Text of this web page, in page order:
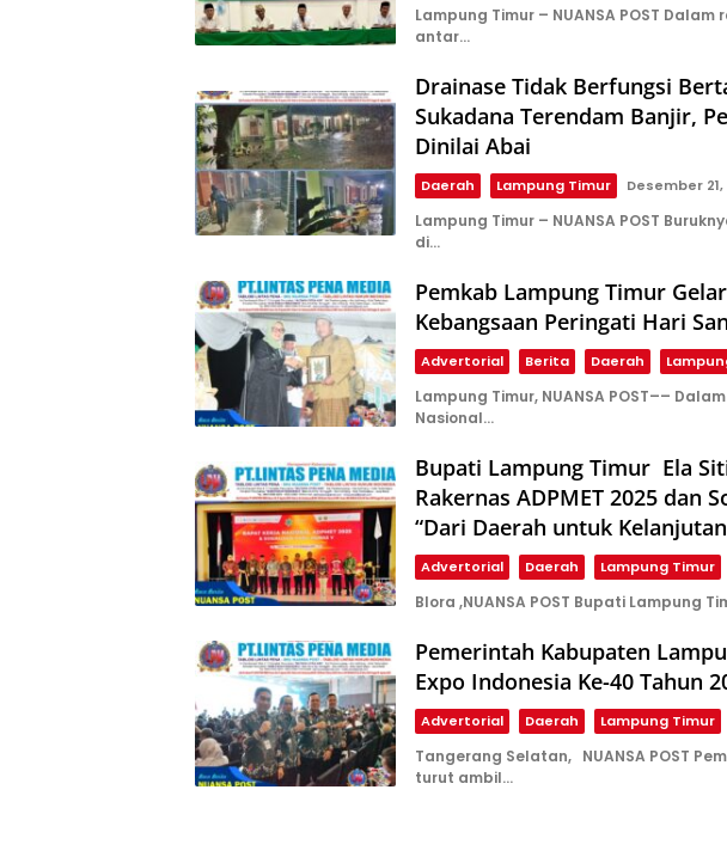
Lampung Timur – NUANSA POST
antar…
Drainase Tidak Berfungsi
Sukadana Terendam Banjir,
Dinilai Abai
Daerah Lampung Timur Desember
Lampung Timur – NUANSA POST
di…
Pemkab Lampung Timur
Kebangsaan Peringati Hari
Advertorial Berita Daerah
Lampung Timur, NUANSA POST––
Nasional…
Bupati Lampung Timur Ela
Rakernas ADPMET 2025 dan
“Dari Daerah untuk
Advertorial Daerah Lampung Timur
Blora ,NUANSA POST Bupati Lampung
Pemerintah Kabupaten
Expo Indonesia Ke-40 Tahun
Advertorial Daerah Lampung Timur
Tangerang Selatan, NUANSA POST
turut ambil…